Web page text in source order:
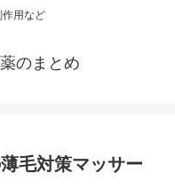
作用など
のまとめ
毛対策マッサー